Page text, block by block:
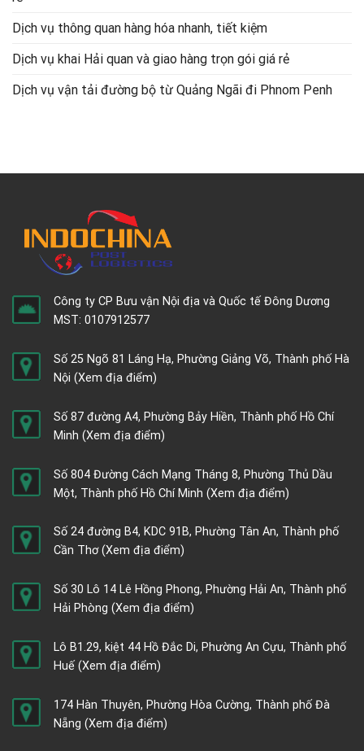
Dịch vụ thông quan hàng hóa nhanh, tiết kiệm
Dịch vụ khai Hải quan và giao hàng trọn gói giá rẻ
Dịch vụ vận tải đường bộ từ Quảng Ngãi đi Phnom Penh
Công ty CP Bưu vận Nội địa và Quốc tế Đông Dương
MST: 0107912577
Số 25 Ngõ 81 Láng Hạ, Phường Giảng Võ, Thành phố Hà
Nội (Xem địa điểm)
Số 87 đường A4, Phường Bảy Hiền, Thành phố Hồ Chí
Minh (Xem địa điểm)
Số 804 Đường Cách Mạng Tháng 8, Phường Thủ Dầu
Một, Thành phố Hồ Chí Minh (Xem địa điểm)
Số 24 đường B4, KDC 91B, Phường Tân An, Thành phố
Cần Thơ(Xem địa điểm)
Số 30 Lô 14 Lê Hồng Phong, Phường Hải An, Thành phố
Hải Phòng (Xem địa điểm)
Lô B1.29, kiệt 44 Hồ Đắc Di, Phường An Cựu, Thành phố
Huế (Xem địa điểm)
174 Hàn Thuyên, Phường Hòa Cường, Thành phố Đà
Nẵng (Xem địa điểm)